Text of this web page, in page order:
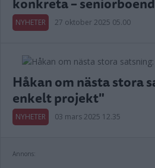
NYHETER 27 oktober 2025 05.00
Håkan om nästa stora
enkelt projekt"
NYHETER 03 mars 2025 12.35
Annons: